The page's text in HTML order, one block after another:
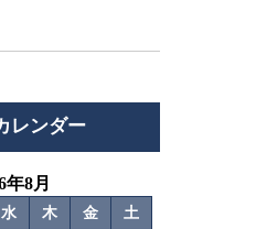
レンダー
年8月
水 木 金
土